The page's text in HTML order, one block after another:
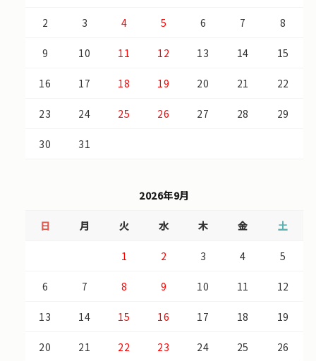
2 3 4 5 6 7 8
9 10 11 12 13 14 15
16 17 18 19 20 21 22
23 24 25 26 27 28 29
30 31
2026年9月
日 月 火 水 木 金 土
1 2 3 4 5
6 7 8 9 10 11 12
13 14 15 16 17 18 19
20 21 22 23 24 25 26